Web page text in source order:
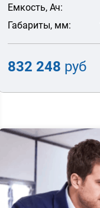
Емкость, Ач:
Габариты, мм:
832 248 руб